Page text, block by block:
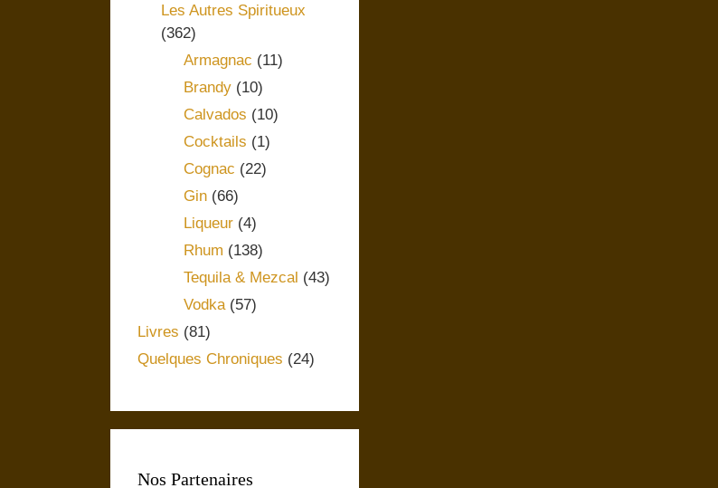
Les Autres Spiritueux
(362)
Armagnac (11)
Brandy (10)
Calvados (10)
Cocktails (1)
Cognac (22)
Gin (66)
Liqueur (4)
Rhum (138)
Tequila & Mezcal (43)
Vodka (57)
Livres (81)
Quelques Chroniques (24)
Nos Partenaires